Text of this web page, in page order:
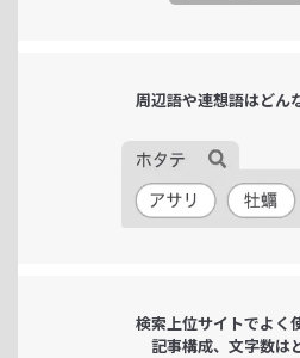
周辺語や連想語はどん
検索上位サイトでよく
記事構成、文字数は